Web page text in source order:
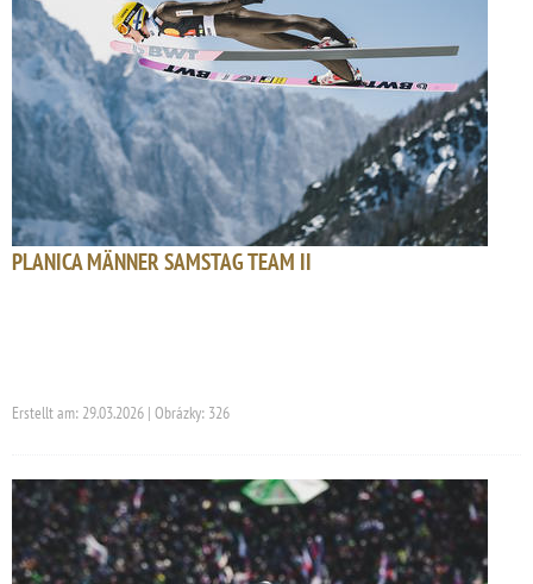
PLANICA MÄNNER SAMSTAG TEAM II
Erstellt am: 29.03.2026 | Obrázky: 326